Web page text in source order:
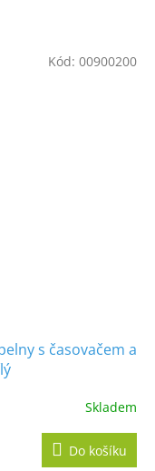
s časovačem a
Skladem
Do košíku
Kód: 00900200